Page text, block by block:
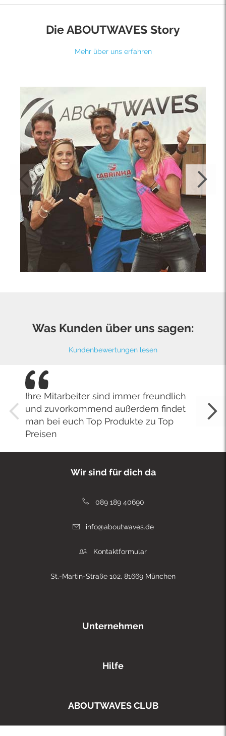
Die ABOUTWAVES Story
Mehr über uns erfahren
Was Kunden über uns sagen:
Kundenbewertungen lesen
Ihre Mitarbeiter sind immer freundlich
und zuvorkommend außerdem findet
man bei euch Top Produkte zu Top
Preisen
Wir sind für dich da
089 189 40690
info@aboutwaves.de
Kontaktformular
St.-Martin-Straße 102, 81669 München
Unternehmen
Hilfe
ABOUTWAVES CLUB